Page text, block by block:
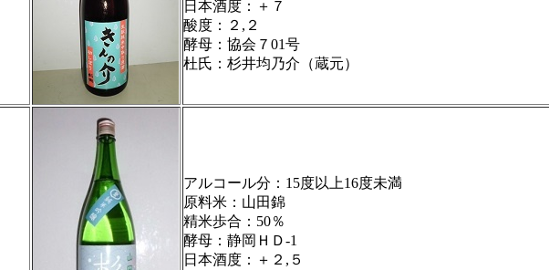
日本酒度：＋７
酸度：２,２
酵母：協会７01号
杜氏：杉井均乃介（蔵元）
アルコール分：15度以上16度未満
原料米：山田錦
精米歩合：50％
酵母：静岡ＨＤ-1
日本酒度：＋２,５